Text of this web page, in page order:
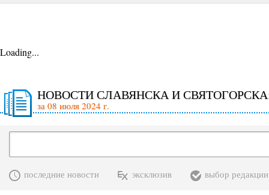
Loading...
НОВОСТИ СЛАВЯНСКА И
за 08 июля 2024 г.
последние новости эксклюзив выбор редакции